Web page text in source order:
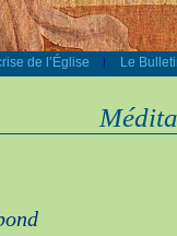
de l’Église | Le